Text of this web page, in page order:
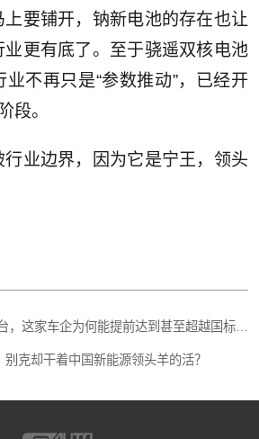
要铺开，钠新电池的存在也让
更有底了。至于骁遥双核电池
不再只是“参数推动”，已经开
段。
行业边界，因为它是宁王，领头
这家车企为何能提前达到甚至超越国标要求？
克却干着中国新能源领头羊的活？